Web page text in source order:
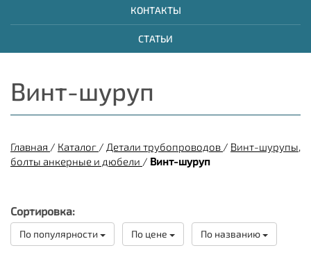
КОНТАКТЫ
СТАТЬИ
Винт-шуруп
Главная / Каталог / Детали трубопроводов / Винт-шурупы,
болты анкерные и дюбели / Винт-шуруп
Сортировка:
По популярности По цене По названию